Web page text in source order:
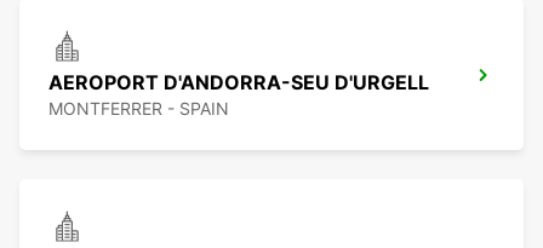
AEROPORT D'ANDORRA-SEU D'URGELL
MONTFERRER - SPAIN